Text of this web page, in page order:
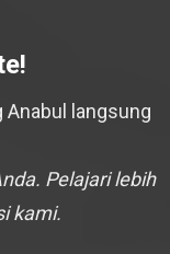
langsung
Pelajari lebih
kami.